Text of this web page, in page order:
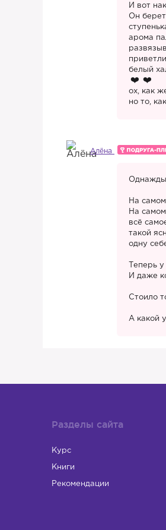
И вот
Он
арома
белый
ох, как
но то,
Алёна
Однажды
На
На
всё
такой
одну
Теперь
И даже
Стоило
А какой
Разделы сайта
Курс
Книги
Рекомендации